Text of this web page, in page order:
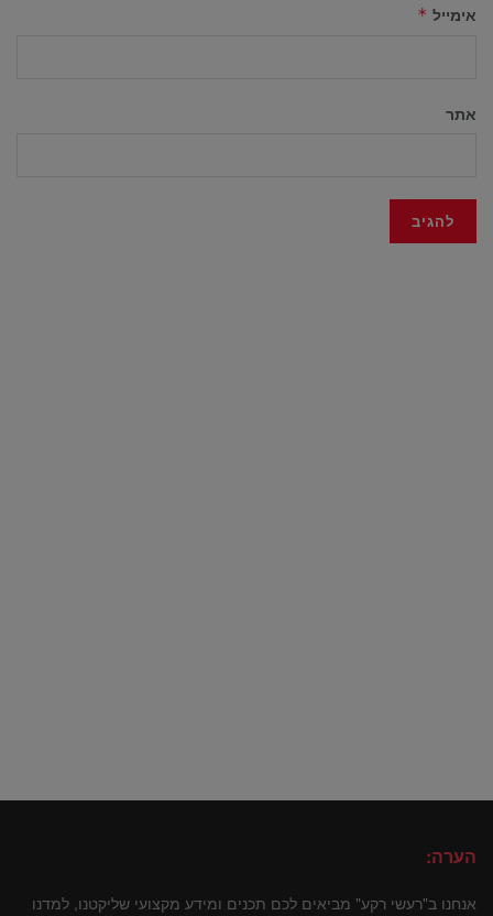
אימייל *
אתר
הערה:
אנחנו ב"רעשי רקע" מביאים לכם תכנים ומידע מקצועי שליקטנו, למדנו